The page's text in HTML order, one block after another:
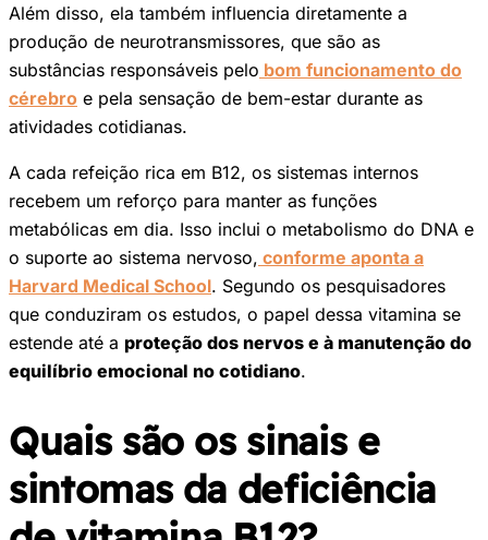
Além disso, ela também influencia diretamente a
produção de neurotransmissores, que são as
substâncias responsáveis pelo bom funcionamento do
cérebro e pela sensação de bem-estar durante as
atividades cotidianas.
A cada refeição rica em B12, os sistemas internos
recebem um reforço para manter as funções
metabólicas em dia. Isso inclui o metabolismo do DNA e
o suporte ao sistema nervoso, conforme aponta a
Harvard Medical School. Segundo os pesquisadores
que conduziram os estudos, o papel dessa vitamina se
estende até a proteção dos nervos e à manutenção do
equilíbrio emocional no cotidiano.
Quais são os sinais e
sintomas da deficiência